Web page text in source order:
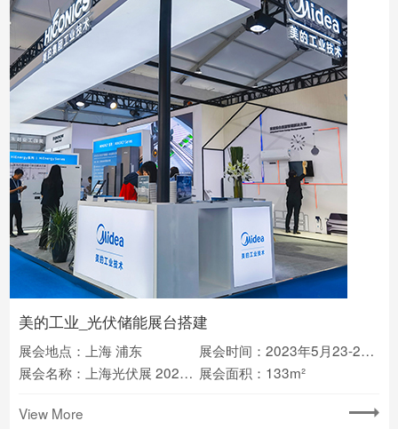
美的工业_光伏储能展台搭建
展会地点：上海 浦东
展会时间：2023年5月23-26日
展会名称：上海光伏展 2023SNEC 展会面积：133m²
View More